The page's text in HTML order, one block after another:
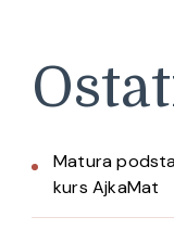
Matura
kurs AjkaMat